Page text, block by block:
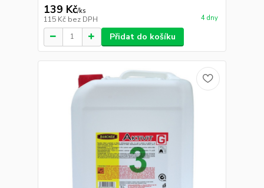
139 Kč/ks
115 Kč bez DPH 4 dny
Přidat do košíku